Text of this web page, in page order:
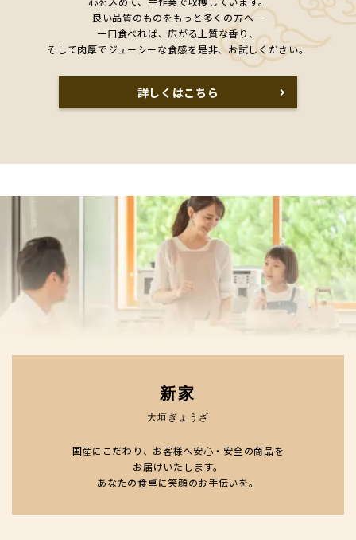
良い品質のものをもっと多くの方へ―
一口食べれば、広がる上質な香り、
そして肉厚でジューシーな食感を是非、お試しください。
詳しくはこちら
新家
大垣ぎょうざ
国産にこだわり、お客様へ安心・安全の商品を
お届けいたします。
あなたの食卓に笑顔のお手伝いを。